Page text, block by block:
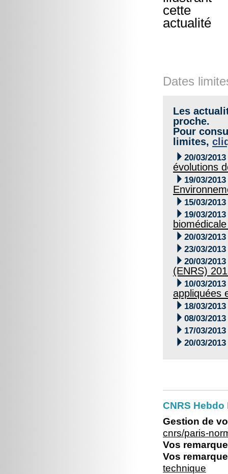
Dates
Les
proche.
Pour
limites,
 20/03/2013
évolutions
 19/03/2013
 15/03/2013
 19/03/2013
 20/03/2013
 23/03/2013
 20/03/2013
(ENRS)
 10/03/2013
appliquées
 18/03/2013
 08/03/2013
 17/03/2013
 20/03/2013
CNRS
Gestion de
cnrs/paris-
Vos
Vos
technique